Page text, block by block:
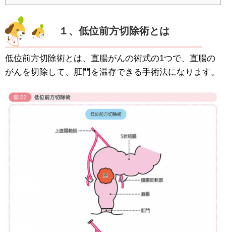
１、低位前方切除術とは
低位前方切除術とは、直腸がんの術式の1つで、直腸の
がんを切除して、肛門を温存できる手術法になります。